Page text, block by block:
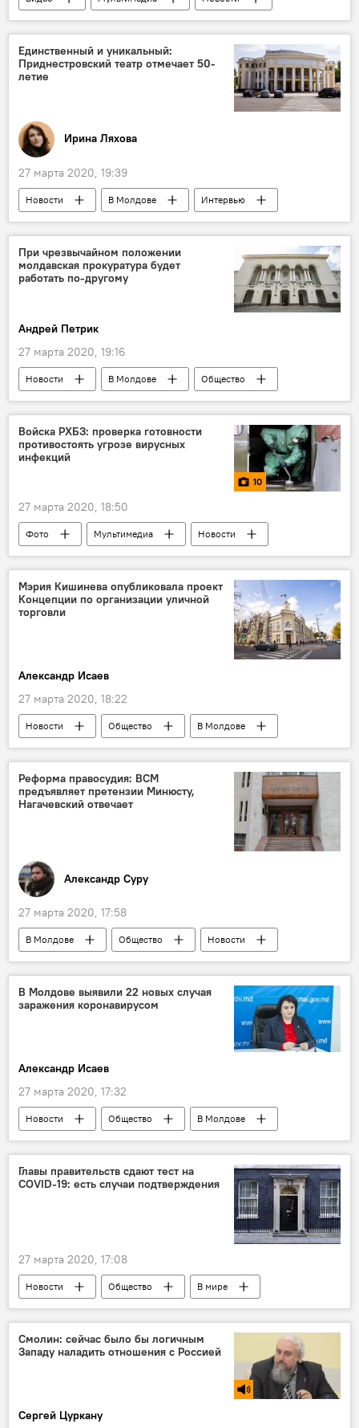
Общество
В мире
Политика
Коронавирус
Единственный и уникальный:
Приднестровский театр отмечает 50-
летие
Ирина Ляхова
27 марта 2020, 19:39
Новости В Молдове
Интервью
Общество
Культура
Приднестровье
театр драмы и комедии им. Н. С. Аронецкой
При чрезвычайном положении
молдавская прокуратура будет
работать по-другому
Андрей Петрик
27 марта 2020, 19:16
Новости В Молдове
Общество
Коронавирус
режим
работа
Молдова
Войска РХБЗ: проверка готовности
противостоять угрозе вирусных
инфекций
10
27 марта 2020, 18:50
Фото Мультимедиа
Новости
Общество
В мире Коронавирус
Мэрия Кишинева опубликовала проект
Концепции по организации уличной
торговли
Александр Исаев
27 марта 2020, 18:22
Новости Общество
В Молдове
Новости Кишинева
Реформа правосудия: ВСМ
предъявляет претензии Минюсту,
Нагачевский отвечает
Александр Суру
27 марта 2020, 17:58
В Молдове Общество Новости
В Молдове выявили 22 новых случая
заражения коронавирусом
Александр Исаев
27 марта 2020, 17:32
Новости Общество
В Молдове
Коронавирус
Главы правительств сдают тест на
COVID-19: есть случаи подтверждения
27 марта 2020, 17:08
Новости Общество
В мире
Коронавирус
Смолин: сейчас было бы логичным
Западу наладить отношения с Россией
Сергей Цуркану